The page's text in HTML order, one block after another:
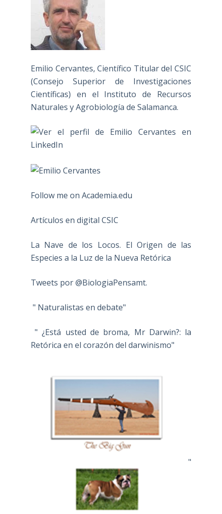
Emilio Cervantes, Científico Titular del CSIC
(Consejo Superior de Investigaciones
Científicas) en el Instituto de Recursos
Naturales y Agrobiología de Salamanca.
Follow me on Academia.edu
Artículos en digital CSIC
La Nave de los Locos. El Origen de las
Especies a la Luz de la Nueva Retórica
Tweets por @BiologiaPensamt.
" Naturalistas en debate"
" ¿Está usted de broma, Mr Darwin?: la
Retórica en el corazón del darwinismo"
"